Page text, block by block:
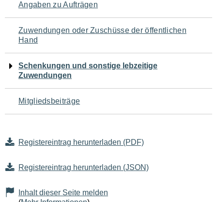
Angaben zu Aufträgen
Zuwendungen oder Zuschüsse der öffentlichen
Hand
Schenkungen und sonstige lebzeitige
Zuwendungen
Mitgliedsbeiträge
Registereintrag herunterladen (PDF)
Registereintrag herunterladen (JSON)
Inhalt dieser Seite melden